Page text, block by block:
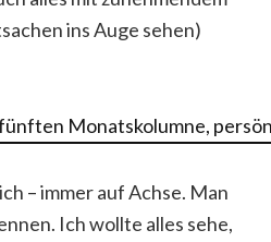
ins Auge sehen)
– immer auf Achse. Man
Ich wollte alles sehe,